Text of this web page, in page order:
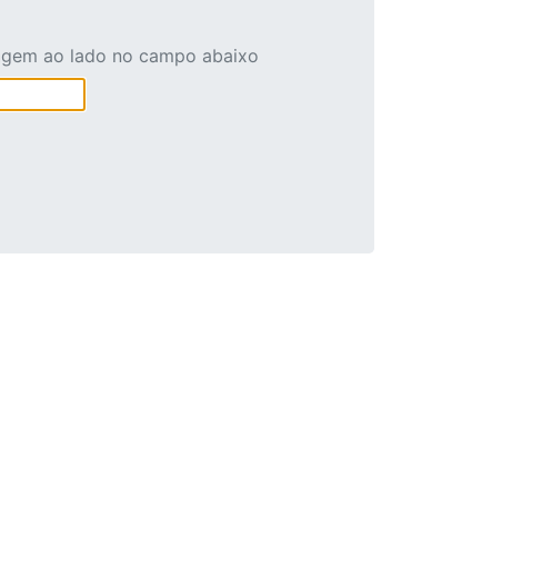
ao lado no campo abaixo